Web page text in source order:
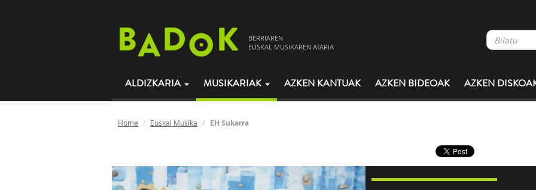
BERRIAREN
EUSKAL MUSIKAREN ATARIA
ALDIZKARIA MUSIKARIAK AZKEN KANTUAK AZKEN BIDEOAK AZKEN
Home Euskal Musika EH Sukarra